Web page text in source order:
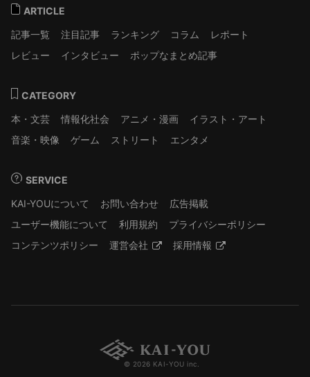
ARTICLE
記事一覧
注目記事 ランキング コラム
レポート
レビュー
インタビュー ポップなまとめ記事
CATEGORY
本・文芸
情報化社会 アニメ・漫画
イラスト・アート
音楽・映像
ゲーム ストリート エンタメ
SERVICE
KAI-YOUについて
お問い合わせ
広告掲載
ユーザー機能について
利用規約
プライバシーポリシー
コンテンツポリシー
運営会社 採用情報
© 2026 KAI-YOU inc.